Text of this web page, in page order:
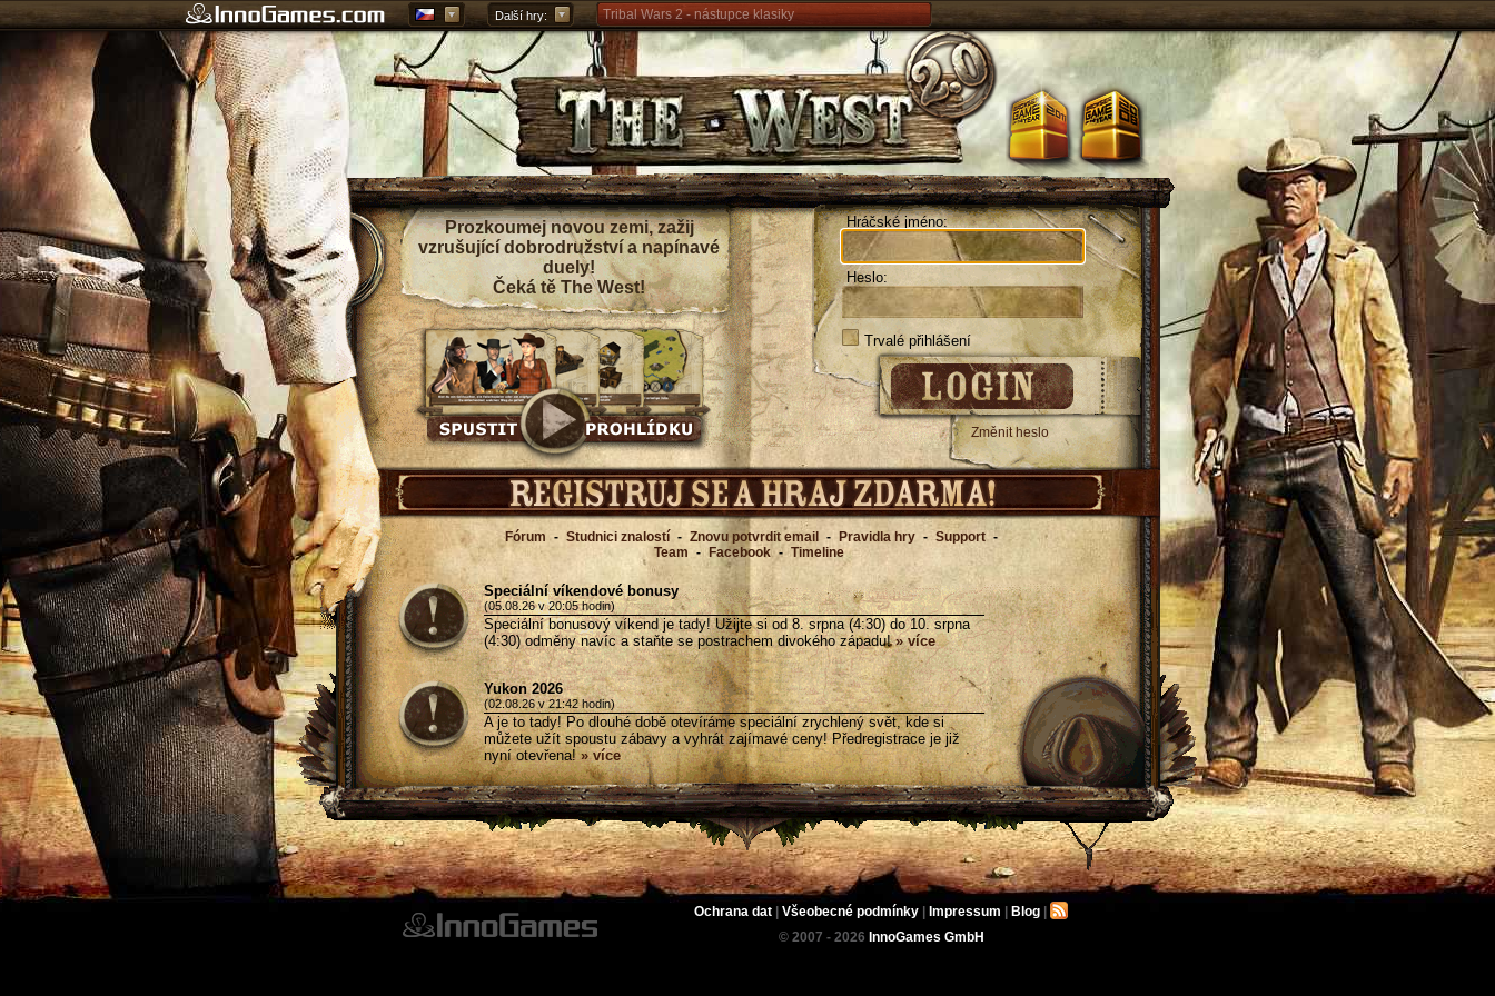
Další hry: Tribal Wars 2 - nástupce klasiky
Forge of Empires – strategicky napříč věky
Grepolis – vybuduj svou říši v antickém Řecku
Prozkoumej novou zemi, zažij
vzrušující dobrodružství a napínavé
duely!
Čeká tě The West!
Fórum - Studnici znalostí - Znovu potvrdit email - Pravidla hry - Support -
Team - Facebook - Timeline
Speciální víkendové bonusy
(05.08.26 v 20:05 hodin)
Speciální bonusový víkend je tady! Užijte si od 8. srpna (4:30) do 10. srpna
(4:30) odměny navíc a staňte se postrachem divokého západu!» více
Yukon 2026
(02.08.26 v 21:42 hodin)
A je to tady! Po dlouhé době otevíráme speciální zrychlený svět, kde si
můžete užít spoustu zábavy a vyhrát zajímavé ceny! Předregistrace je již
nyní otevřena!» více
Hráčské jméno:
Heslo:
Trvalé přihlášení
Změnit heslo
Ochrana dat Všeobecné podmínky Impressum Blog
© 2007 - 2026 InnoGames GmbH